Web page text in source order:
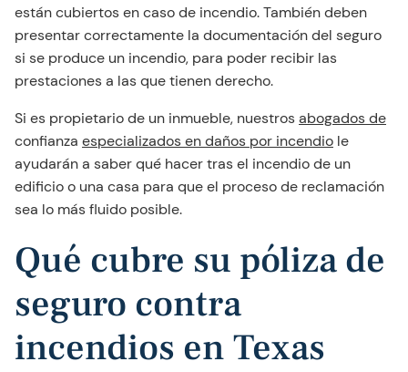
están cubiertos en caso de incendio. También deben
presentar correctamente la documentación del seguro
si se produce un incendio, para poder recibir las
prestaciones a las que tienen derecho.
Si es propietario de un inmueble, nuestrosabogados de
confianza especializados en daños por incendio le
ayudarán a saber qué hacer tras el incendio de un
edificio o una casa para que el proceso de reclamación
sea lo más fluido posible.
Qué cubre su póliza de
seguro contra
incendios en Texas